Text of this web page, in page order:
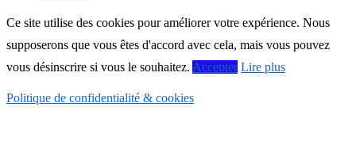
Ce site utilise des cookies pour améliorer votre expérience. Nous
supposerons que vous êtes d'accord avec cela, mais vous pouvez
vous désinscrire si vous le souhaitez. Accepter Lire plus
Politique de confidentialité & cookies